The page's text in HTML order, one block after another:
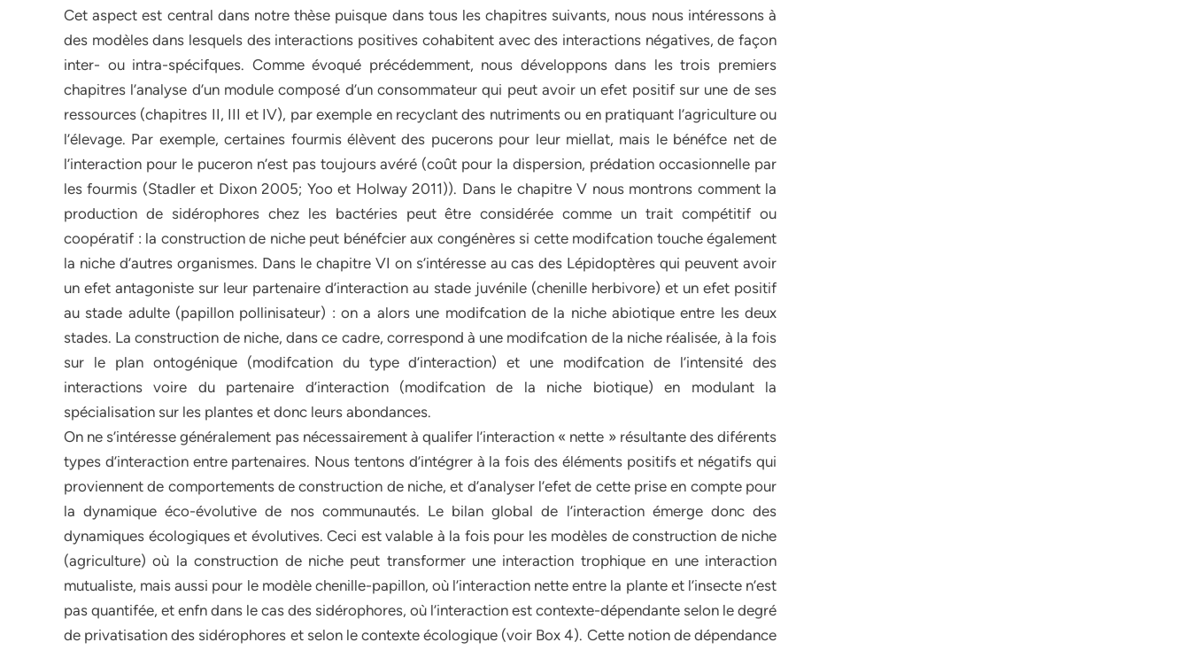
Cet aspect est central dans notre thèse puisque dans tous les chapitres suivants, nous nous intéressons à
des modèles dans lesquels des interactions positives cohabitent avec des interactions négatives, de façon
inter- ou intra-spécifques. Comme évoqué précédemment, nous développons dans les trois premiers
chapitres l’analyse d’un module composé d’un consommateur qui peut avoir un efet positif sur une de ses
ressources (chapitres II, III et IV), par exemple en recyclant des nutriments ou en pratiquant l’agriculture ou
l’élevage. Par exemple, certaines fourmis élèvent des pucerons pour leur miellat, mais le bénéfce net de
l’interaction pour le puceron n’est pas toujours avéré (coût pour la dispersion, prédation occasionnelle par
les fourmis (Stadler et Dixon 2005; Yoo et Holway 2011)). Dans le chapitre V nous montrons comment la
production de sidérophores chez les bactéries peut être considérée comme un trait compétitif ou
coopératif : la construction de niche peut bénéfcier aux congénères si cette modifcation touche également
la niche d’autres organismes. Dans le chapitre VI on s’intéresse au cas des Lépidoptères qui peuvent avoir
un efet antagoniste sur leur partenaire d’interaction au stade juvénile (chenille herbivore) et un efet positif
au stade adulte (papillon pollinisateur) : on a alors une modifcation de la niche abiotique entre les deux
stades. La construction de niche, dans ce cadre, correspond à une modifcation de la niche réalisée, à la fois
sur le plan ontogénique (modifcation du type d’interaction) et une modifcation de l’intensité des
interactions voire du partenaire d’interaction (modifcation de la niche biotique) en modulant la
spécialisation sur les plantes et donc leurs abondances.
On ne s’intéresse généralement pas nécessairement à qualifer l’interaction « nette » résultante des diférents
types d’interaction entre partenaires. Nous tentons d’intégrer à la fois des éléments positifs et négatifs qui
proviennent de comportements de construction de niche, et d’analyser l’efet de cette prise en compte pour
la dynamique éco-évolutive de nos communautés. Le bilan global de l’interaction émerge donc des
dynamiques écologiques et évolutives. Ceci est valable à la fois pour les modèles de construction de niche
(agriculture) où la construction de niche peut transformer une interaction trophique en une interaction
mutualiste, mais aussi pour le modèle chenille-papillon, où l’interaction nette entre la plante et l’insecte n’est
pas quantifée, et enfn dans le cas des sidérophores, où l’interaction est contexte-dépendante selon le degré
de privatisation des sidérophores et selon le contexte écologique (voir Box 4). Cette notion de dépendance